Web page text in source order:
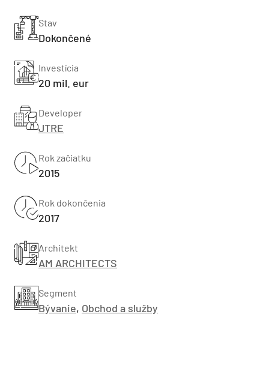
Stav
Dokončené
Investícia
20 mil. eur
Developer
JTRE
Rok začiatku
2015
Rok dokončenia
2017
Architekt
AM ARCHITECTS
Segment
Bývanie, Obchod a služby